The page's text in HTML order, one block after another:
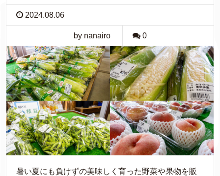
2024.08.06
by nanairo 0
暑い夏にも負けずの美味しく育った野菜や果物を販